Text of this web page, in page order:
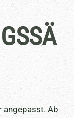
angepasst. Ab